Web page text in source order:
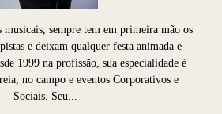
musicais, sempre tem em primeira mão os
e deixam qualquer festa animada e
1999 na profissão, sua especialidade é
no campo e eventos Corporativos e
Sociais. Seu...